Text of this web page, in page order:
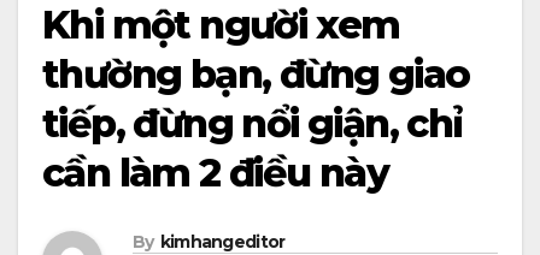
Khi một người xem
thường bạn, đừng giao
tiếp, đừng nổi giận, chỉ
cần làm 2 điều này
By kimhangeditor